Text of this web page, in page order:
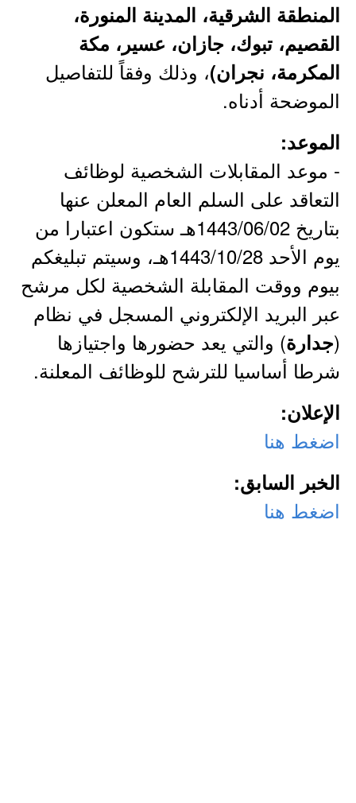
المنطقة الشرقية، المدينة المنورة،
القصيم، تبوك، جازان، عسير، مكة
المكرمة، نجران)، وذلك وفقاً للتفاصيل
الموضحة أدناه.
الموعد:
- موعد المقابلات الشخصية لوظائف
التعاقد على السلم العام المعلن عنها
بتاريخ 1443/06/02هـ ستكون اعتبارا من
يوم الأحد 1443/10/28هـ، وسيتم تبليغكم
بيوم ووقت المقابلة الشخصية لكل مرشح
عبر البريد الإلكتروني المسجل في نظام
(جدارة) والتي يعد حضورها واجتيازها
شرطا أساسيا للترشح للوظائف المعلنة.
الإعلان:
اضغط هنا
الخبر السابق:
اضغط هنا